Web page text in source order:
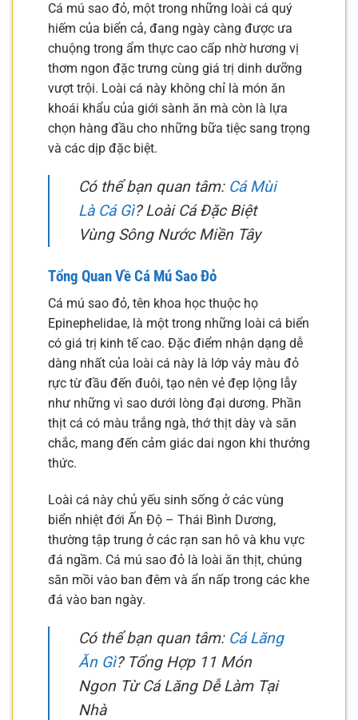
Cá mú sao đỏ, một trong những loài cá quý
hiếm của biển cả, đang ngày càng được ưa
chuộng trong ẩm thực cao cấp nhờ hương vị
thơm ngon đặc trưng cùng giá trị dinh dưỡng
vượt trội. Loài cá này không chỉ là món ăn
khoái khẩu của giới sành ăn mà còn là lựa
chọn hàng đầu cho những bữa tiệc sang trọng
và các dịp đặc biệt.
Có thể bạn quan tâm: Cá Mùi
Là Cá Gì? Loài Cá Đặc Biệt
Vùng Sông Nước Miền Tây
Tổng Quan Về Cá Mú Sao Đỏ
Cá mú sao đỏ, tên khoa học thuộc họ
Epinephelidae, là một trong những loài cá biển
có giá trị kinh tế cao. Đặc điểm nhận dạng dễ
dàng nhất của loài cá này là lớp vảy màu đỏ
rực từ đầu đến đuôi, tạo nên vẻ đẹp lộng lẫy
như những vì sao dưới lòng đại dương. Phần
thịt cá có màu trắng ngà, thớ thịt dày và săn
chắc, mang đến cảm giác dai ngon khi thưởng
thức.
Loài cá này chủ yếu sinh sống ở các vùng
biển nhiệt đới Ấn Độ – Thái Bình Dương,
thường tập trung ở các rạn san hô và khu vực
đá ngầm. Cá mú sao đỏ là loài ăn thịt, chúng
săn mồi vào ban đêm và ẩn nấp trong các khe
đá vào ban ngày.
Có thể bạn quan tâm: Cá Lăng
Ăn Gì? Tổng Hợp 11 Món
Ngon Từ Cá Lăng Dễ Làm Tại
Nhà